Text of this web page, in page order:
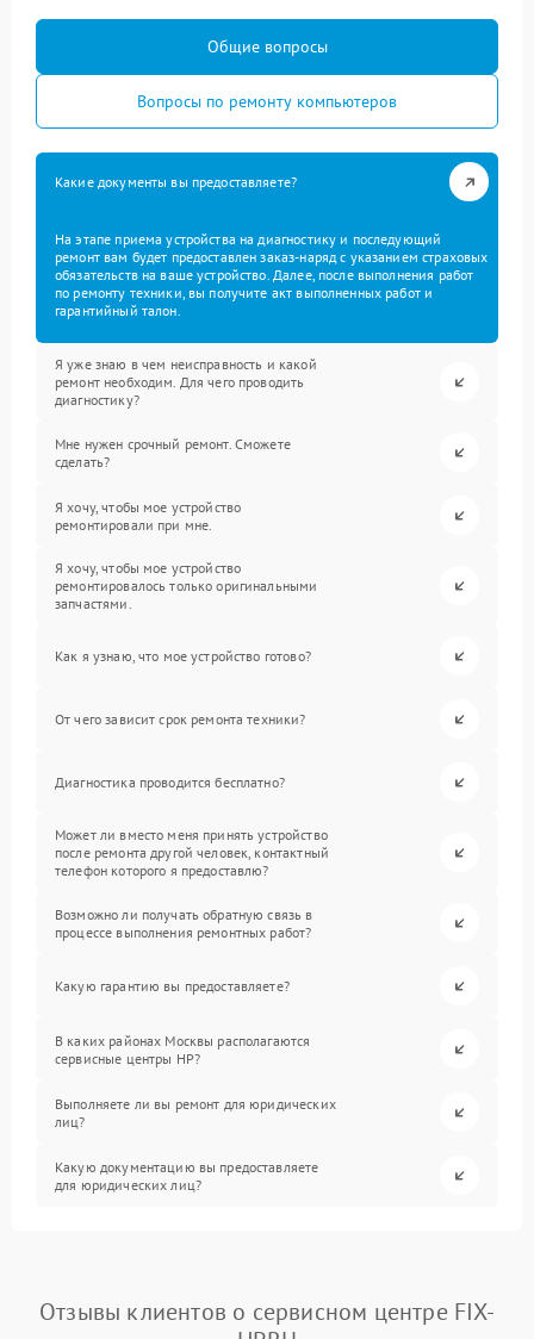
Общие вопросы
Вопросы по ремонту компьютеров
Какие документы вы предоставляете?
На этапе приема устройства на диагностику и последующий
ремонт вам будет предоставлен заказ-наряд с указанием страховых
обязательств на ваше устройство. Далее, после выполнения работ
по ремонту техники, вы получите акт выполненных работ и
гарантийный талон.
Я уже знаю в чем неисправность и какой
ремонт необходим. Для чего проводить
диагностику?
Мне нужен срочный ремонт. Сможете
сделать?
Я хочу, чтобы мое устройство
ремонтировали при мне.
Я хочу, чтобы мое устройство
ремонтировалось только оригинальными
запчастями.
Как я узнаю, что мое устройство готово?
От чего зависит срок ремонта техники?
Диагностика проводится бесплатно?
Может ли вместо меня принять устройство
после ремонта другой человек, контактный
телефон которого я предоставлю?
Возможно ли получать обратную связь в
процессе выполнения ремонтных работ?
Какую гарантию вы предоставляете?
В каких районах Москвы располагаются
сервисные центры HP?
Выполняете ли вы ремонт для юридических
лиц?
Какую документацию вы предоставляете
для юридических лиц?
Отзывы клиентов о сервисном центре FIX-